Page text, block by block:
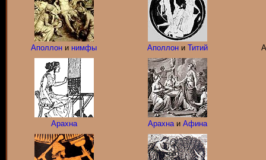
Аполлон и нимфы Аполлони Титий
Арахна Арахнаи Афина